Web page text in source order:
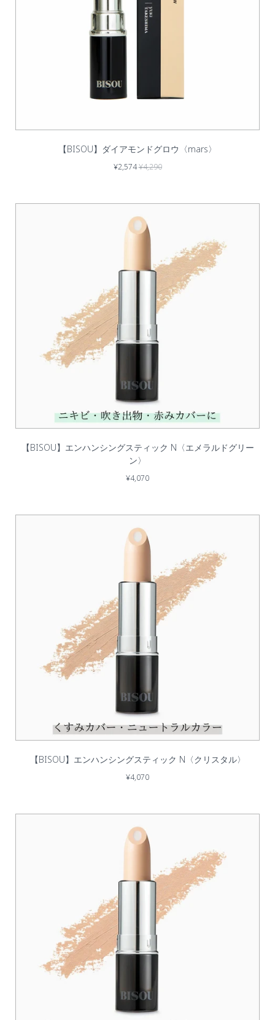
【BISOU】ダイアモンドグロウ〈mars〉
¥2,574¥4,290
【BISOU】エンハンシングスティック N〈エメラルドグリー
ン〉
¥4,070
【BISOU】エンハンシングスティック N〈クリスタル〉
¥4,070